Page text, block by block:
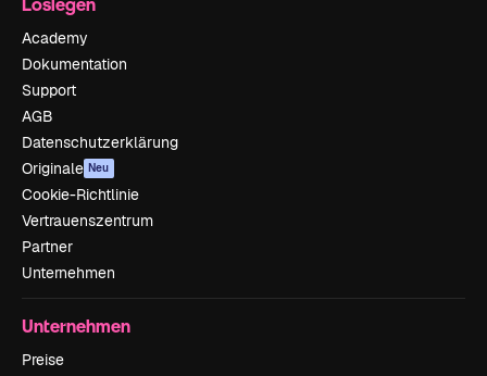
Academy
Dokumentation
Support
AGB
Datenschutzerklärung
Originale Neu
Cookie-Richtlinie
Vertrauenszentrum
Partner
Unternehmen
Unternehmen
Preise